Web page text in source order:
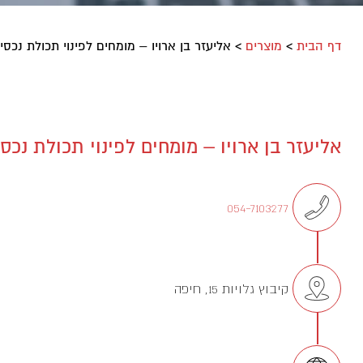
דף הבית> מוצרים > אליעזר בן ארויו – מומחים לפינוי תכולת
אליעזר בן ארויו – מומחים לפינוי תכולת
054-7103277
קיבוץ גלויות 15, חיפה